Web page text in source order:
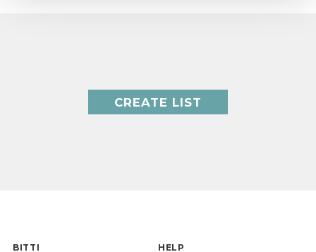
CREATE LIST
BITTI HELP